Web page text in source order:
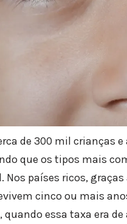
de 300 mil crianças
que os tipos mais
Nos países ricos,
cinco ou mais
quando essa taxa era